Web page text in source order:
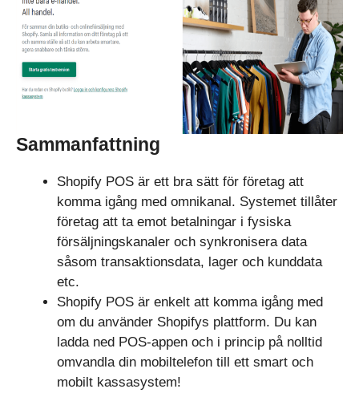
Sammanfattning
Shopify POS är ett bra sätt för företag att
komma igång med omnikanal. Systemet tillåter
företag att ta emot betalningar i fysiska
försäljningskanaler och synkronisera data
såsom transaktionsdata, lager och kunddata
etc.
Shopify POS är enkelt att komma igång med
om du använder Shopifys plattform. Du kan
ladda ned POS-appen och i princip på nolltid
omvandla din mobiltelefon till ett smart och
mobilt kassasystem!